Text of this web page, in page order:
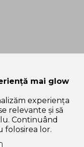
mai glow
experiența
relevante și să
Continuând
folosirea lor.